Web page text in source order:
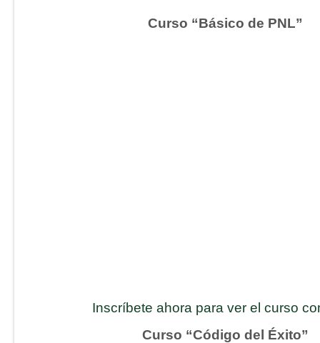
Curso “Básico de PNL”
Inscríbete ahora para ver el curso
Curso “Código del Éxito”